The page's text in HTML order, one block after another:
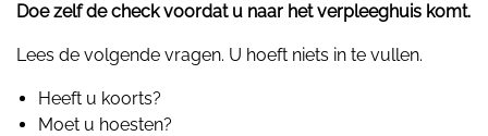
Doe zelf de check voordat u naar het verpleeghuis komt.
Lees de volgende vragen. U hoeft niets in te vullen.
Heeft u koorts?
Moet u hoesten?